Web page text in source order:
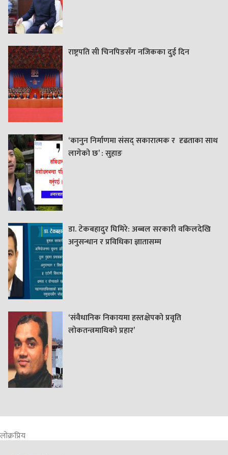
राष्ट्रपति सी चिनपिङसँग नजिकका दुई दिन
‘कानुन निर्माणमा संसद् सकारात्मक र दृढताका साथ
लागेको छ’ : सुहाङ
डा. टेकबहादुर घिमिरे: अब्बल सरकारी वकिलदेखि
अनुसन्धान र प्रविधिका ज्ञातासम्म
‘संवैधानिक निकायमा हस्तक्षेपको प्रवृति
लोकतन्त्रमाथिको प्रहार’
लोक्रप्रिय